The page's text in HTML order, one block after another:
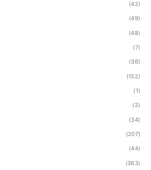
(42)
(49)
(48)
(7)
(36)
(152)
(1)
(2)
(34)
(207)
(44)
(363)